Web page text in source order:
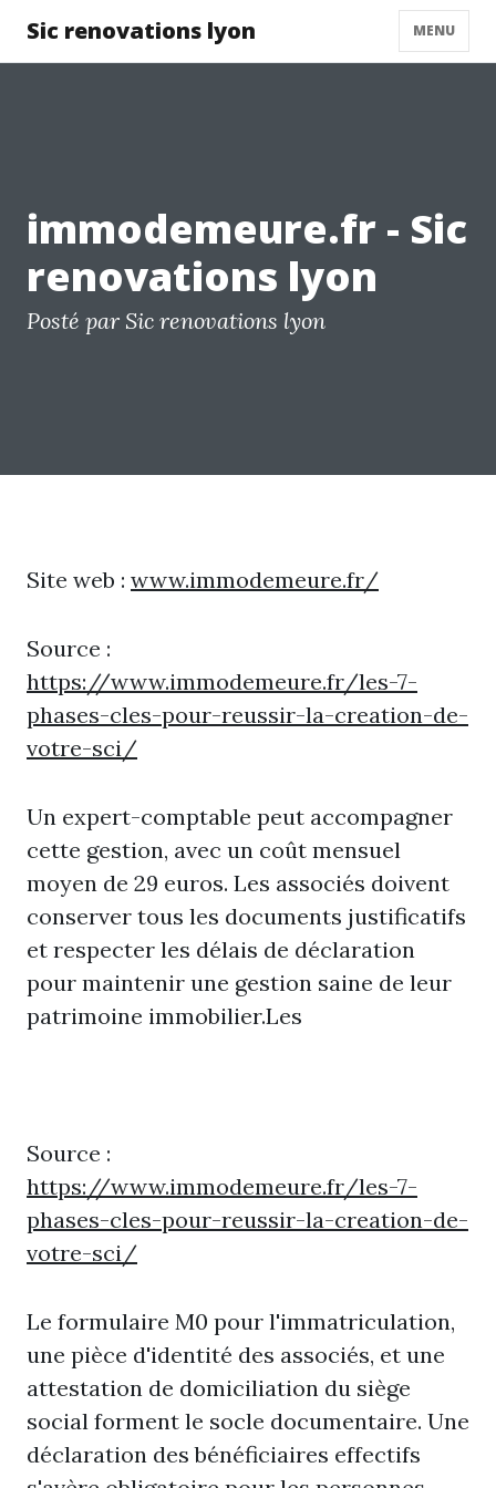
Sic renovations lyon MENU
immodemeure.fr - Sic
renovations lyon
Posté par Sic renovations lyon
Site web : www.immodemeure.fr/
Source :
https://www.immodemeure.fr/les-7-
phases-cles-pour-reussir-la-creation-de-
votre-sci/
Un expert-comptable peut accompagner
cette gestion, avec un coût mensuel
moyen de 29 euros. Les associés doivent
conserver tous les documents justificatifs
et respecter les délais de déclaration
pour maintenir une gestion saine de leur
patrimoine immobilier.Les
Source :
https://www.immodemeure.fr/les-7-
phases-cles-pour-reussir-la-creation-de-
votre-sci/
Le formulaire M0 pour l'immatriculation,
une pièce d'identité des associés, et une
attestation de domiciliation du siège
social forment le socle documentaire. Une
déclaration des bénéficiaires effectifs